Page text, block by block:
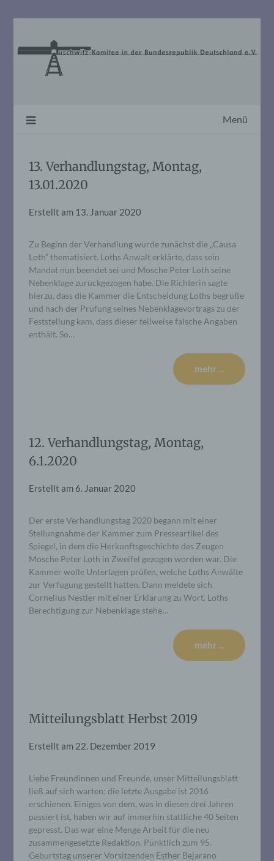
Menü
13. Verhandlungstag, Montag,
13.01.2020
Erstellt am 13. Januar 2020
Zu Beginn der Verhandlung wurde zunächst die „Causa
Loth“ thematisiert. Loths Anwalt erklärte, dass sein
Mandat nun beendet sei und Mosche Peter Loth seine
Nebenklage zurückgezogen habe. Die Richterin sagte
hierzu, dass die Kammer die Entscheidung Loths begrüße
und nach der Prüfung seines Nebenklagevortrags zu der
Feststellung kam, dass dieser teilweise falsche Angaben
enthält. So…
mehr ...
12. Verhandlungstag, Montag,
6.1.2020
Erstellt am 6. Januar 2020
Der erste Verhandlungstag 2020 begann mit einer
Stellungnahme der Kammer zum Presseartikel des
Spiegel, in dem die Herkunftsgeschichte des Zeugen
Mosche Peter Loth in Zweifel gezogen worden war. Die
Kammer wolle Unterlagen prüfen, welche Loths Anwälte
zur Verfügung gestellt hatten. Dann meldete sich
Cornelius Nestler mit einer Erklärung zu Wort. Loths
Berechtigung zur Nebenklage stehe…
mehr ...
Mitteilungsblatt Herbst 2019
Erstellt am 22. Dezember 2019
Liebe Freundinnen und Freunde, unser Mitteilungsblatt
ließ auf sich warten: die letzte Ausgabe ist 2016
erschienen. Einiges von dem, was in diesen drei Jahren
passiert ist, haben wir auf immerhin stattliche 40 Seiten
gepresst. Das war eine Menge Arbeit für die neu
zusammengesetzte Redaktion. Pünktlich zum 95.
Geburtstag unserer Vorsitzenden Esther Bejarano